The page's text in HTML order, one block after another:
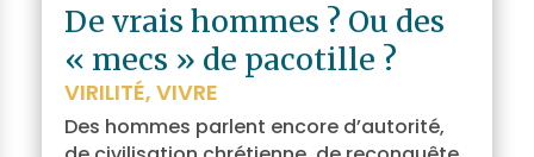
De vrais hommes ? Ou des
« mecs » de pacotille ?
VIRILITÉ, VIVRE
Des hommes parlent encore d’autorité,